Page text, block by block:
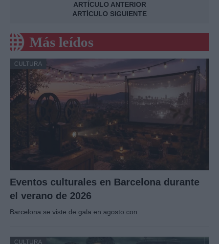
ARTÍCULO ANTERIOR
ARTÍCULO SIGUIENTE
Más leídos
CULTURA
Eventos culturales en Barcelona durante
el verano de 2026
Barcelona se viste de gala en agosto con…
CULTURA